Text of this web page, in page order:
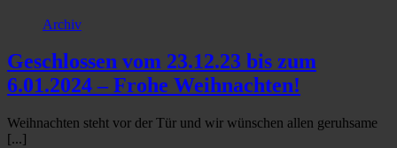
Archiv
Geschlossen vom 23.12.23 bis zum
6.01.2024 – Frohe Weihnachten!
Weihnachten steht vor der Tür und wir wünschen allen geruhsame
[...]